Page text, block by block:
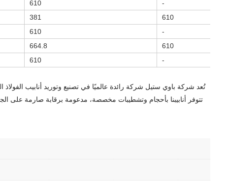
610
-
381
610
610
-
664.8
610
610
-